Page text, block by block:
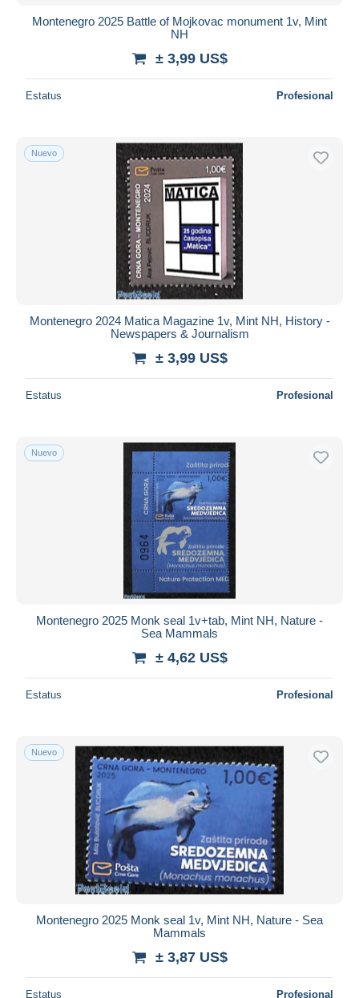
Montenegro 2025 Battle of Mojkovac monument 1v, Mint
NH
± 3,99 US$
Estatus Profesional
Nuevo
Montenegro 2024 Matica Magazine 1v, Mint NH, History -
Newspapers & Journalism
± 3,99 US$
Estatus Profesional
Nuevo
Montenegro 2025 Monk seal 1v+tab, Mint NH, Nature -
Sea Mammals
± 4,62 US$
Estatus Profesional
Nuevo
Montenegro 2025 Monk seal 1v, Mint NH, Nature - Sea
Mammals
± 3,87 US$
Estatus Profesional